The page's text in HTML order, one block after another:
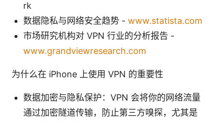
rk
数据隐私与网络安全趋势 - www.statista.com
市场研究机构对 VPN 行业的分析报告 -
www.grandviewresearch.com
为什么在 iPhone 上使用 VPN 的重要性
数据加密与隐私保护：VPN 会将你的网络流量
通过加密隧道传输，防止第三方嗅探，尤其是